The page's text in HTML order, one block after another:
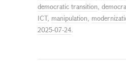
democratic transition,
ICT, manipulation,
2025-07-24.